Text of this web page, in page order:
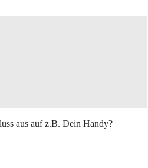
aus auf z.B. Dein Handy?